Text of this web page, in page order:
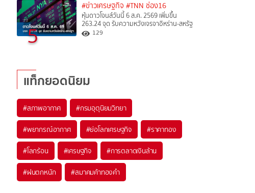
5
#ข่าวเศรษฐกิจ #TNN ช่อง16
หุ้นดาวโจนส์วันนี้ 6 ส.ค. 2569 เพิ่มขึ้น
263.24 จุด รับความหวังเจรจาอิหร่าน-สหรัฐ
129
แท็กยอดนิยม
#สภาพอากาศ #กรมอุตุนิยมวิทยา
#พยากรณ์อากาศ #ย่อโลกเศรษฐกิจ #ราคาทอง
#โลกร้อน #เศรษฐกิจ #การตลาดเงินล้าน
#ฝนตกหนัก #สมาคมค้าทองคำ